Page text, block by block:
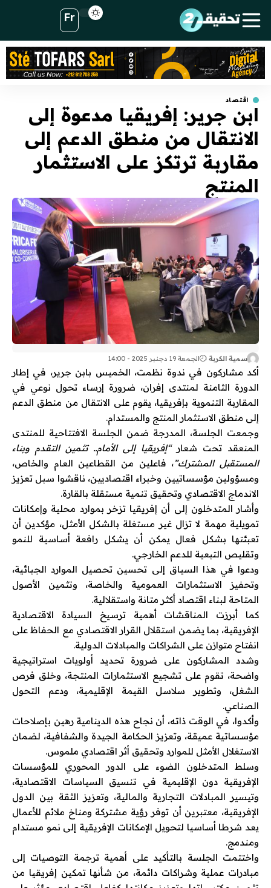
Fr
اقتصاد
ابن جرير: إفريقيا مدعوة إلى
الانتقال من منطق الدعم إلى
مقاربة ترتكز على الاستثمار
المنتج
سمية الكربة الجمعة 19 دجنبر 2025 - 14:00
أكد مشاركون في ندوة نظمت، الخميس بابن جرير، في إطار
الدورة الثامنة لمنتدى إفران، ضرورة إرساء تحول نوعي في
المقاربة التنموية بإفريقيا، يقوم على الانتقال من منطق الدعم
إلى منطق الاستثمار المنتج والمستدام.
وجمعت الجلسة، المدرجة ضمن الجلسة الافتتاحية للمنتدى
المنعقد تحت شعار“إفريقيا إلى الأمام.. تثمين التقدم وبناء
المستقبل المشترك”، فاعلين من القطاعين العام والخاص،
ومسؤولين مؤسساتيين وخبراء اقتصاديين، ناقشوا سبل تعزيز
الاندماج الاقتصادي وتحقيق تنمية مستقلة بالقارة.
وأشار المتدخلون إلى أن إفريقيا تزخر بموارد محلية وإمكانات
تمويلية مهمة لا تزال غير مستغلة بالشكل الأمثل، مؤكدين أن
تعبئتها بشكل فعال يمكن أن يشكل رافعة أساسية للنمو
وتقليص التبعية للدعم الخارجي.
ودعوا في هذا السياق إلى تحسين تحصيل الموارد الجبائية،
وتحفيز الاستثمارات العمومية والخاصة، وتثمين الأصول
المتاحة لبناء اقتصاد أكثر متانة واستقلالية.
كما أبرزت المناقشات أهمية ترسيخ السيادة الاقتصادية
الإفريقية، بما يضمن استقلال القرار الاقتصادي مع الحفاظ على
انفتاح متوازن على الشراكات والمبادلات الدولية.
وشدد المشاركون على ضرورة تحديد أولويات استراتيجية
واضحة، تقوم على تشجيع الاستثمارات المنتجة، وخلق فرص
الشغل، وتطوير سلاسل القيمة الإقليمية، ودعم التحول
الصناعي.
وأكدوا، في الوقت ذاته، أن نجاح هذه الدينامية رهين بإصلاحات
مؤسساتية عميقة، وتعزيز الحكامة الجيدة والشفافية، لضمان
الاستغلال الأمثل للموارد وتحقيق أثر اقتصادي ملموس.
وسلط المتدخلون الضوء على الدور المحوري للمؤسسات
الإفريقية دون الإقليمية في تنسيق السياسات الاقتصادية،
وتيسير المبادلات التجارية والمالية، وتعزيز الثقة بين الدول
الإفريقية، معتبرين أن توفر رؤية مشتركة ومناخ ملائم للأعمال
يعد شرطا أساسيا لتحويل الإمكانات الإفريقية إلى نمو مستدام
ومندمج.
واختتمت الجلسة بالتأكيد على أهمية ترجمة التوصيات إلى
مبادرات عملية وشراكات دائمة، من شأنها تمكين إفريقيا من